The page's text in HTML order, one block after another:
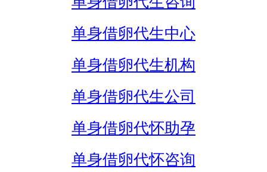
单身借卵代生中心
单身借卵代生机构
单身借卵代生公司
单身借卵代怀助孕
单身借卵代怀咨询